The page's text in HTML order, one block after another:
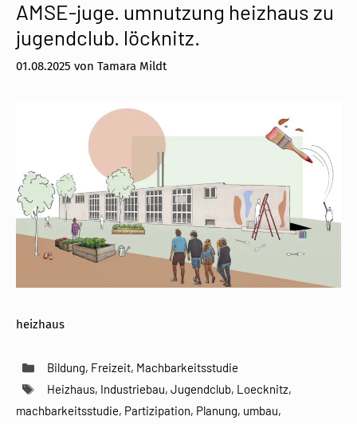
AMSE-juge. umnutzung heizhaus zu
jugendclub. löcknitz.
01.08.2025 von Tamara Mildt
heizhaus
Kategorien
Bildung, Freizeit, Machbarkeitsstudie
Schlagwörter
Heizhaus, Industriebau, Jugendclub, Loecknitz,
machbarkeitsstudie, Partizipation, Planung, umbau,